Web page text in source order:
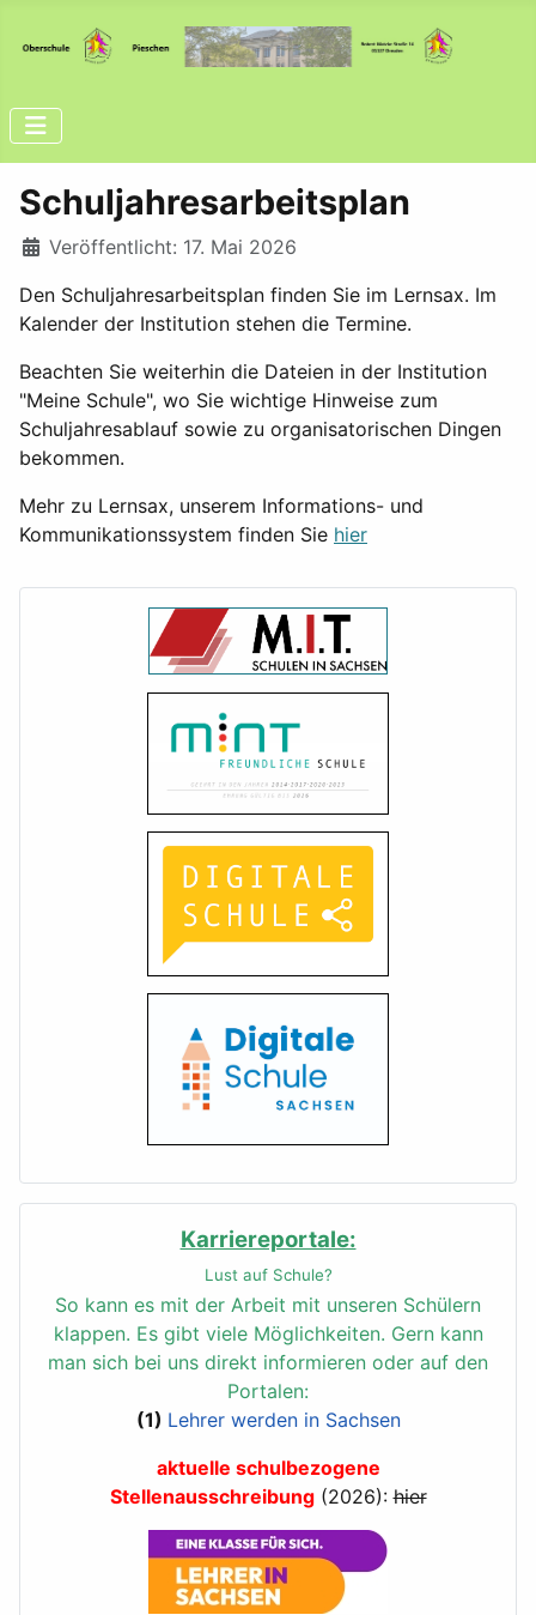
Schuljahresarbeitsplan
Details
Veröffentlicht: 17. Mai 2026
Den Schuljahresarbeitsplan finden Sie im Lernsax. Im
Kalender der Institution stehen die Termine.
Beachten Sie weiterhin die Dateien in der Institution
"Meine Schule", wo Sie wichtige Hinweise zum
Schuljahresablauf sowie zu organisatorischen Dingen
bekommen.
Mehr zu Lernsax, unserem Informations- und
Kommunikationssystem finden Sie hier
Karriereportale:
Lust auf Schule?
So kann es mit der Arbeit mit unseren Schülern
klappen. Es gibt viele Möglichkeiten. Gern kann
man sich bei uns direkt informieren oder auf den
Portalen:
(1) Lehrer werden in Sachsen
aktuelle schulbezogene
Stellenausschreibung(2026):hier